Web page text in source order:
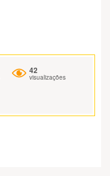
42
visualizações